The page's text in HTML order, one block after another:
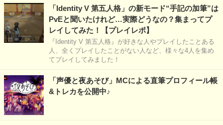
「Identity V 第五人格」の新モード“手記の加筆”は
PvEと聞いたけれど…実際どうなの？集まってプ
レイしてみた！【プレイレポ】
『Identity V 第五人格』が好きな人やプレイしたことある
人、全くプレイしたことがない人など、様々な4人を集め
てプレイしてみました！
「声優と夜あそび」MCによる直筆プロフィール帳
&トレカを公開中♪